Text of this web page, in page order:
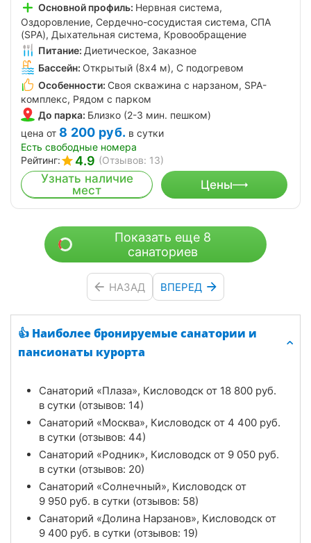
👍 Наиболее бронируемые санатории и
пансионаты курорта
Санаторий «Плаза», Кисловодск от 18 800 руб.
в сутки (отзывов: 14)
Санаторий «Москва», Кисловодск от 4 400 руб.
в сутки (отзывов: 44)
Санаторий «Родник», Кисловодск от 9 050 руб.
в сутки (отзывов: 20)
Санаторий «Солнечный», Кисловодск от
9 950 руб. в сутки (отзывов: 58)
Санаторий «Долина Нарзанов», Кисловодск от
9 400 руб. в сутки (отзывов: 19)
Основной профиль: Нервная система,
Оздоровление, Сердечно-сосудистая система, СПА
(SPA), Дыхательная система, Кровообращение
Питание: Диетическое, Заказное
Бассейн: Открытый (8х4 м), С подогревом
Особенности: Своя скважина с нарзаном, SPA-
комплекс, Рядом с парком
До парка: Близко (2-3 мин. пешком)
цена от 8 200 руб. в сутки
Есть свободные номера
Рейтинг:
4.9 (Отзывов: 13)
Узнать наличие
мест
Цены
Показать еще 8
санаториев
НАЗАД ВПЕРЕД